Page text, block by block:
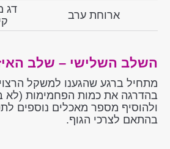
ארוחת ערב
דג
השלב השלישי – שלב
מתחיל ברגע שהגענו למשקל
בהדרגה את כמות הפחמימות (לא
ולהוסיף מספר מאכלים נוספים
בהתאם לצרכי הגוף.